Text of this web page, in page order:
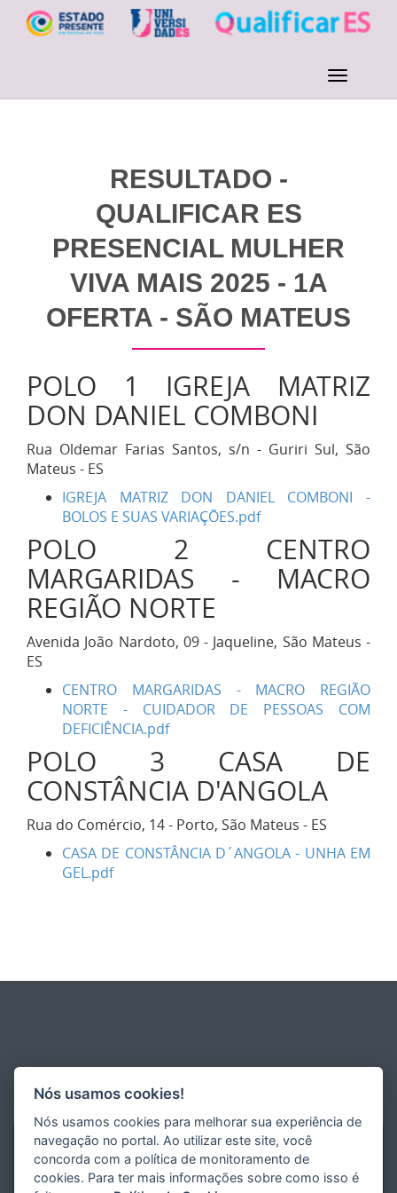
RESULTADO -
QUALIFICAR ES
PRESENCIAL MULHER
VIVA MAIS 2025 - 1A
OFERTA - SÃO MATEUS
POLO 1 IGREJA MATRIZ
DON DANIEL COMBONI
Rua Oldemar Farias Santos, s/n - Guriri Sul, São
Mateus - ES
IGREJA MATRIZ DON DANIEL COMBONI -
BOLOS E SUAS VARIAÇÕES.pdf
POLO 2 CENTRO
MARGARIDAS - MACRO
REGIÃO NORTE
Avenida João Nardoto, 09 - Jaqueline, São Mateus -
ES
CENTRO MARGARIDAS - MACRO REGIÃO
NORTE - CUIDADOR DE PESSOAS COM
DEFICIÊNCIA.pdf
POLO 3 CASA DE
CONSTÂNCIA D'ANGOLA
Rua do Comércio, 14 - Porto, São Mateus - ES
CASA DE CONSTÂNCIA D´ANGOLA - UNHA EM
GEL.pdf
Nós usamos cookies!
Nós usamos cookies para melhorar sua experiência de
navegação no portal. Ao utilizar este site, você
concorda com a política de monitoramento de
cookies. Para ter mais informações sobre como isso é